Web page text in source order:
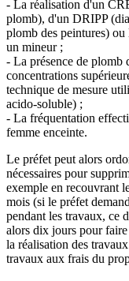
- La réalisation d'un
plomb), d'un DRIPP
plomb des peintures) ou
un mineur ;
- La présence de plomb
concentrations
technique de mesure
acido-soluble) ;
- La fréquentation
femme enceinte.
Le préfet peut alors
nécessaires pour
exemple en recouvrant
mois (si le préfet
pendant les travaux, ce
alors dix jours pour
la réalisation des
travaux aux frais du